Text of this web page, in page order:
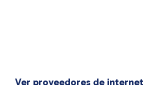
Ver proveedores de